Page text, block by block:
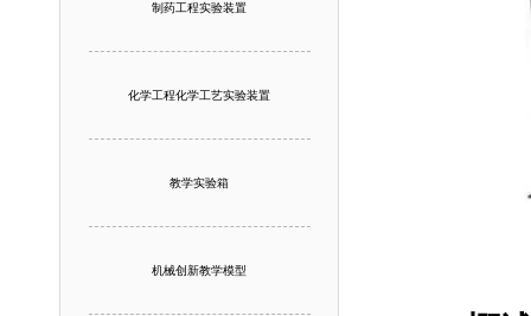
制药工程实验装置
化学工程化学工艺实验装置
教学实验箱
机械创新教学模型